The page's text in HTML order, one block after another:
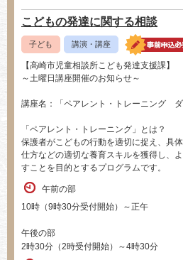
こどもの発達に関する相談
子ども 講演・講座
【高崎市児童相談所こども発達支援課】
～土曜日講座開催のお知らせ～
講座名：「ペアレント・トレーニング ダ
「ペアレント・トレーニング」とは？
保護者がこどもの行動を適切に捉え、具
仕方などの適切な養育スキルを獲得し、
すことを目的とするプログラムです。
午前の部
10時（9時30分受付開始）～正午
午後の部
2時30分（2時受付開始）～4時30分